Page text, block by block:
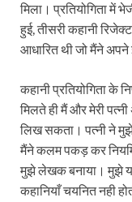
मिला। प्रतियोगिता में
हुई, तीसरी कहानी
आधारित थी जो मैंने अपने
कहानी प्रतियोगिता के
मिलते ही मैं और मेरी
लिख सकता। पत्नी ने
मैंने कलम पकड़ कर
मुझे लेखक बनाया। मुझे
कहानियाँ चयनित नही